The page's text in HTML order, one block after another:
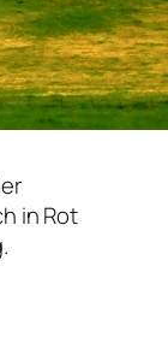
in Rot